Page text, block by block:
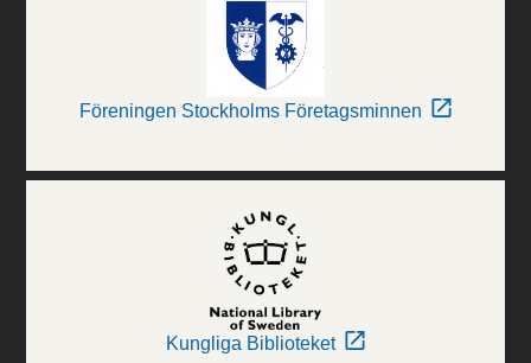
Föreningen Stockholms Företagsminnen
Kungliga Biblioteket